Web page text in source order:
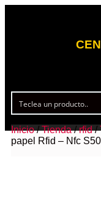
Inicio/Tienda/rfid/
papel Rfid – Nfc